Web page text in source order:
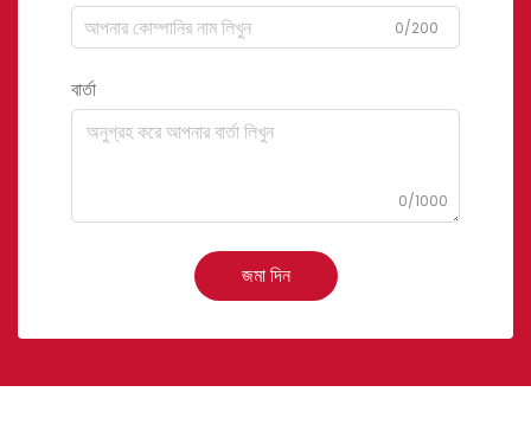
0/200
বার্তা
0/1000
জমা দিন